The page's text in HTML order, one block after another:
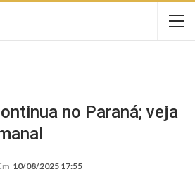
no Paraná; veja
10/08/2025 17:55